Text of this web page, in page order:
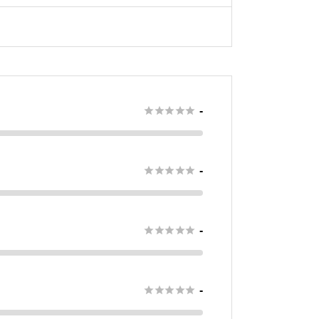
 -
 -
 -
 -